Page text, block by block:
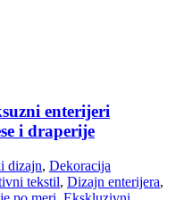
enterijeri
i draperije
dizajn, Dekoracija
tekstil, Dizajn enterijera,